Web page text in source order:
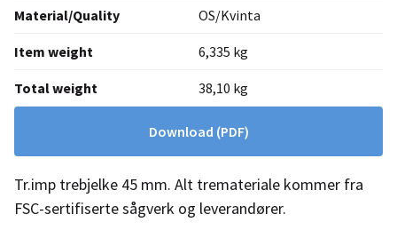
Material/Quality OS/Kvinta
Item weight 6,335 kg
Total weight 38,10 kg
Download (PDF)
Tr.imp trebjelke 45 mm. Alt tremateriale kommer fra
FSC-sertifiserte sågverk og leverandører.